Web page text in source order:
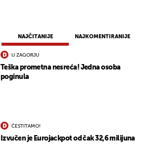
NAJČITANIJE NAJKOMENTIRANIJE
U ZAGORJU
Teška prometna nesreća! Jedna osoba
poginula
ČESTITAMO!
Izvučen je Eurojackpot od čak 32,6 milijuna